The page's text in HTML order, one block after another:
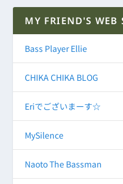
MY FRIEND'S WEB
Bass Player Ellie
CHIKA CHIKA BLOG
Eriでございまーす☆
MySilence
Naoto The Bassman